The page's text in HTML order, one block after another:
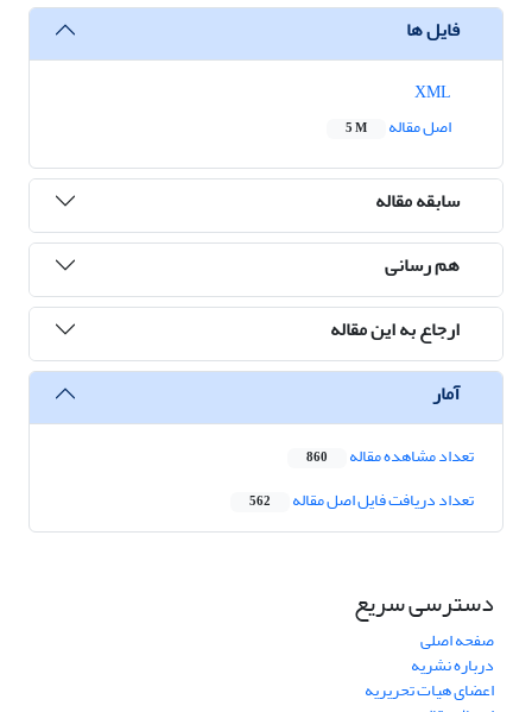
فایل ها
اصل مقاله
5 M
سابقه مقاله
هم رسانی
ارجاع به این مقاله
آمار
تعداد مشاهده مقاله 860
تعداد دریافت فایل اصل مقاله 562
دسترسی سریع
صفحه اصلی
درباره نشریه
اعضای هیات تحریریه